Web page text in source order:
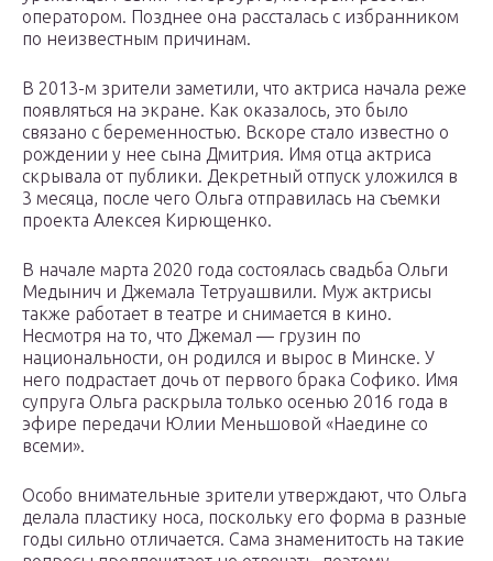
оператором. Позднее она рассталась с избранником
по неизвестным причинам.
В 2013-м зрители заметили, что актриса начала реже
появляться на экране. Как оказалось, это было
связано с беременностью. Вскоре стало известно о
рождении у нее сына Дмитрия. Имя отца актриса
скрывала от публики. Декретный отпуск уложился в
3 месяца, после чего Ольга отправилась на съемки
проекта Алексея Кирющенко.
В начале марта 2020 года состоялась свадьба Ольги
Медынич и Джемала Тетруашвили. Муж актрисы
также работает в театре и снимается в кино.
Несмотря на то, что Джемал — грузин по
национальности, он родился и вырос в Минске. У
него подрастает дочь от первого брака Софико. Имя
супруга Ольга раскрыла только осенью 2016 года в
эфире передачи Юлии Меньшовой «Наедине со
всеми».
Особо внимательные зрители утверждают, что Ольга
делала пластику носа, поскольку его форма в разные
годы сильно отличается. Сама знаменитость на такие